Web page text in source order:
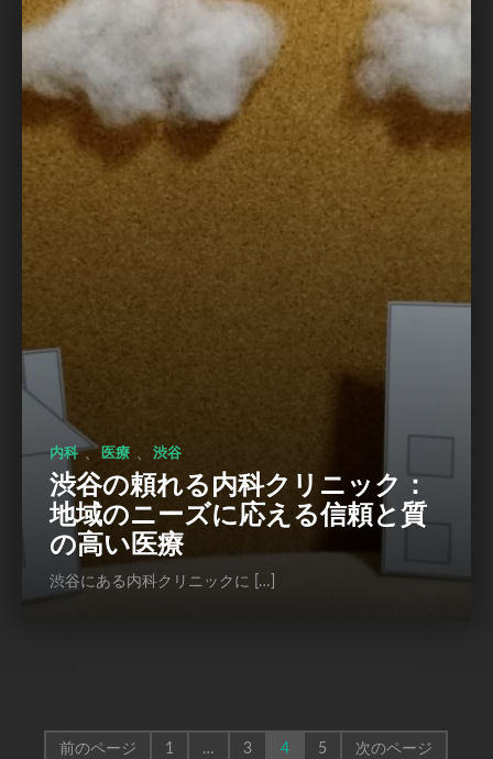
内科 、 医療 渋谷
渋谷の頼れる内科クリニック：
地域のニーズに応える信頼と質
の高い医療
渋谷にある内科クリニックに […]
前のページ 1 … 3 4 5 次のページ